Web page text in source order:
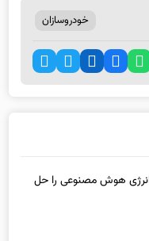
خودروسازان
هوش مصنوعی را حل